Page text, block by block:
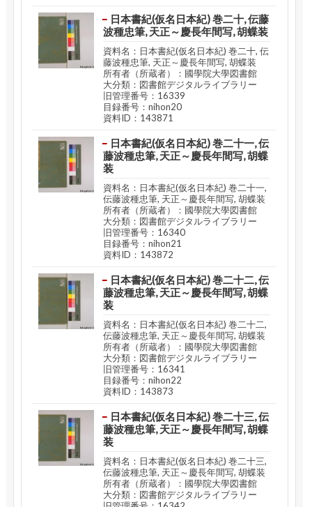
日本書紀(仮名日本紀) 巻二十, 伝藤
波種忠筆, 天正～慶長年間写, 胡蝶装
資料名：日本書紀(仮名日本紀) 巻二十, 伝
藤波種忠筆, 天正～慶長年間写, 胡蝶装
所有者（所蔵者）：國學院大學図書館
大分類：図書館デジタルライブラリー
旧管理番号：16339
目録番号：nihon20
資料ID：143871
日本書紀(仮名日本紀) 巻二十一, 伝
藤波種忠筆, 天正～慶長年間写, 胡蝶
装
資料名：日本書紀(仮名日本紀) 巻二十一,
伝藤波種忠筆, 天正～慶長年間写, 胡蝶装
所有者（所蔵者）：國學院大學図書館
大分類：図書館デジタルライブラリー
旧管理番号：16340
目録番号：nihon21
資料ID：143872
日本書紀(仮名日本紀) 巻二十二, 伝
藤波種忠筆, 天正～慶長年間写, 胡蝶
装
資料名：日本書紀(仮名日本紀) 巻二十二,
伝藤波種忠筆, 天正～慶長年間写, 胡蝶装
所有者（所蔵者）：國學院大學図書館
大分類：図書館デジタルライブラリー
旧管理番号：16341
目録番号：nihon22
資料ID：143873
日本書紀(仮名日本紀) 巻二十三, 伝
藤波種忠筆, 天正～慶長年間写, 胡蝶
装
資料名：日本書紀(仮名日本紀) 巻二十三,
伝藤波種忠筆, 天正～慶長年間写, 胡蝶装
所有者（所蔵者）：國學院大學図書館
大分類：図書館デジタルライブラリー